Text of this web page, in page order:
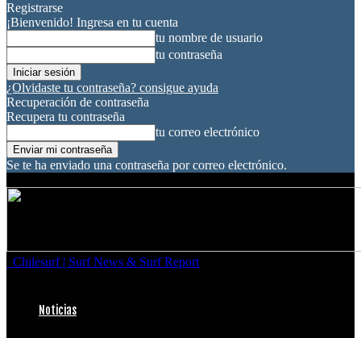
Registrarse
¡Bienvenido! Ingresa en tu cuenta
tu nombre de usuario
tu contraseña
¿Olvidaste tu contraseña? consigue ayuda
Recuperación de contraseña
Recupera tu contraseña
tu correo electrónico
Se te ha enviado una contraseña por correo electrónico.
Chilesurf | Surf News & Surf Report
Noticias